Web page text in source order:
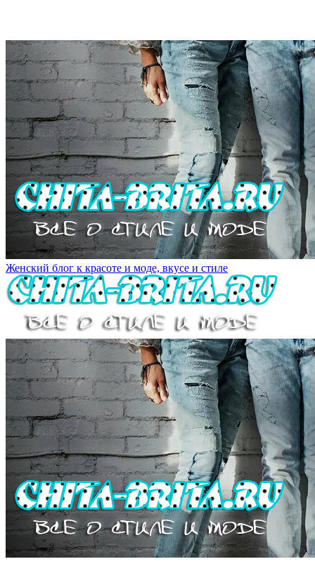
Женский блог к красоте и моде, вкусе и стиле